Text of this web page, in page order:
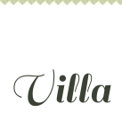
Villa